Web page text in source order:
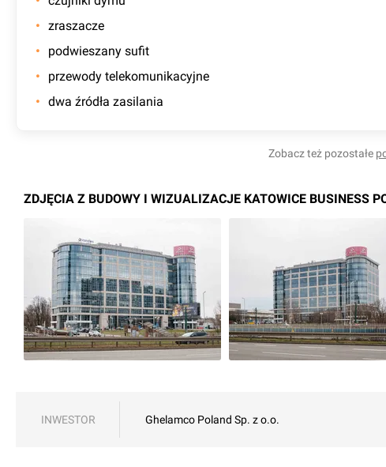
zraszacze
podwieszany sufit
przewody telekomunikacyjne
dwa źródła zasilania
Zobacz też pozostałe
ZDJĘCIA Z BUDOWY I WIZUALIZACJE KATOWICE BUSINESS
INWESTOR Ghelamco Poland Sp. z o.o.